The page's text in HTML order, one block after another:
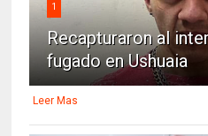
1
Recapturaron al
fugado en Ushuaia
Leer Mas